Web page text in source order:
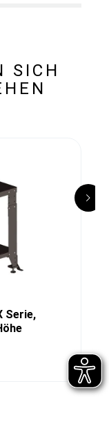
SICH
Serie,